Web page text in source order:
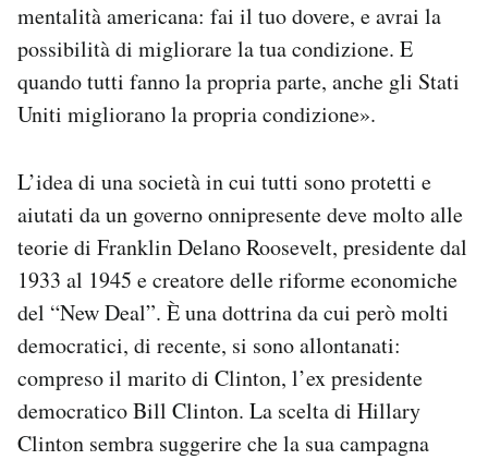
mentalità americana: fai il tuo dovere, e avrai la
possibilità di migliorare la tua condizione. E
quando tutti fanno la propria parte, anche gli Stati
Uniti migliorano la propria condizione».
L’idea di una società in cui tutti sono protetti e
aiutati da un governo onnipresente deve molto alle
teorie di Franklin Delano Roosevelt, presidente dal
1933 al 1945 e creatore delle riforme economiche
del “New Deal”. È una dottrina da cui però molti
democratici, di recente, si sono allontanati:
compreso il marito di Clinton, l’ex presidente
democratico Bill Clinton. La scelta di Hillary
Clinton sembra suggerire che la sua campagna